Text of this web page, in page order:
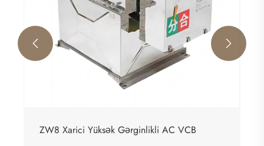
ZW8 Xarici Yüksək Gərginlikli AC VCB
 